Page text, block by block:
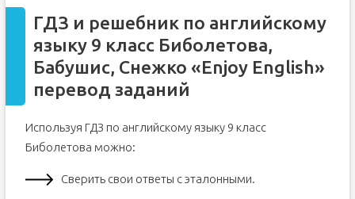
ГДЗ и решебник по английскому
языку 9 класс Биболетова,
Бабушис, Снежко «Enjoy English»
перевод заданий
Используя ГДЗ по английскому языку 9 класс
Биболетова можно:
Сверить свои ответы с эталонными.